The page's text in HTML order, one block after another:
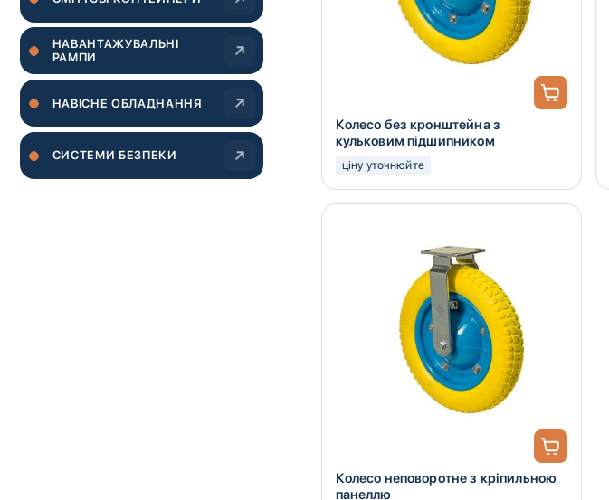
Колесо без кронштейна з
кульковим підшипником
ціну уточнюйте
Колесо неповоротне з кріпильною
панеллю
НАВАНТАЖУВАЛЬНІ
РАМПИ
НАВІСНЕ ОБЛАДНАННЯ
СИСТЕМИ БЕЗПЕКИ